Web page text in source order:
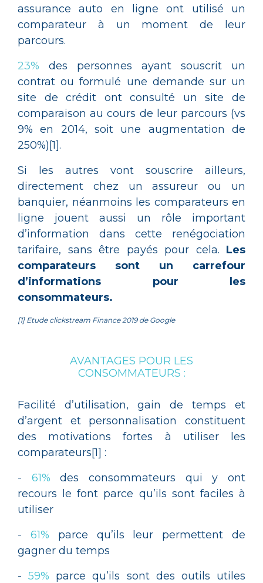
assurance auto en ligne ont utilisé un
comparateur à un moment de leur
parcours.
23% des personnes ayant souscrit un
contrat ou formulé une demande sur un
site de crédit ont consulté un site de
comparaison au cours de leur parcours (vs
9% en 2014, soit une augmentation de
250%)[1].
Si les autres vont souscrire ailleurs,
directement chez un assureur ou un
banquier, néanmoins les comparateurs en
ligne jouent aussi un rôle important
d’information dans cette renégociation
tarifaire, sans être payés pour cela. Les
comparateurs sont un carrefour
d’informations pour les
consommateurs.
[1] Etude clickstream Finance 2019 de Google
AVANTAGES POUR LES
CONSOMMATEURS :
Facilité d’utilisation, gain de temps et
d’argent et personnalisation constituent
des motivations fortes à utiliser les
comparateurs[1] :
- 61% des consommateurs qui y ont
recours le font parce qu’ils sont faciles à
utiliser
- 61% parce qu’ils leur permettent de
gagner du temps
-59% parce qu’ils sont des outils utiles